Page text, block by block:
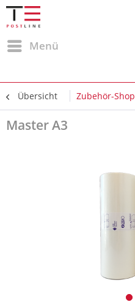
Menü
Übersicht Zubehör-Shop
Master A3